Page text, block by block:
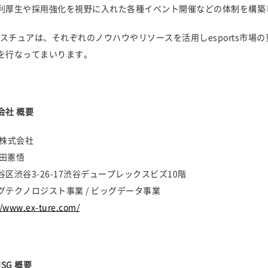
厚生や採用強化を視野に入れた各種イベント開催などの体制を構
チュアは、それぞれのノウハウやリソースを活用しesports市場
行なってまいります。
社 概要
式会社
憲悟
区渋谷3-26-17渋谷デュープレックスビズ10階
テクノロジスト事業 / ビッグデータ事業
ture.com/
概要